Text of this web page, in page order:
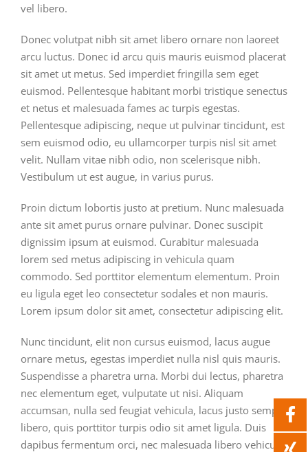
vel libero.
Donec volutpat nibh sit amet libero ornare non laoreet
arcu luctus. Donec id arcu quis mauris euismod placerat
sit amet ut metus. Sed imperdiet fringilla sem eget
euismod. Pellentesque habitant morbi tristique senectus
et netus et malesuada fames ac turpis egestas.
Pellentesque adipiscing, neque ut pulvinar tincidunt, est
sem euismod odio, eu ullamcorper turpis nisl sit amet
velit. Nullam vitae nibh odio, non scelerisque nibh.
Vestibulum ut est augue, in varius purus.
Proin dictum lobortis justo at pretium. Nunc malesuada
ante sit amet purus ornare pulvinar. Donec suscipit
dignissim ipsum at euismod. Curabitur malesuada
lorem sed metus adipiscing in vehicula quam
commodo. Sed porttitor elementum elementum. Proin
eu ligula eget leo consectetur sodales et non mauris.
Lorem ipsum dolor sit amet, consectetur adipiscing elit.
Nunc tincidunt, elit non cursus euismod, lacus augue
ornare metus, egestas imperdiet nulla nisl quis mauris.
Suspendisse a pharetra urna. Morbi dui lectus, pharetra
nec elementum eget, vulputate ut nisi. Aliquam
accumsan, nulla sed feugiat vehicula, lacus justo semper
libero, quis porttitor turpis odio sit amet ligula. Duis
dapibus fermentum orci, nec malesuada libero vehicula